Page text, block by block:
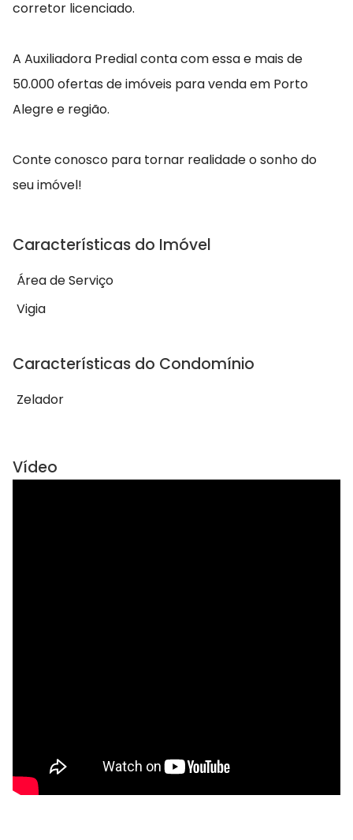
corretor licenciado.
A Auxiliadora Predial conta com essa e mais de
50.000 ofertas de imóveis para venda em Porto
Alegre e região.
Conte conosco para tornar realidade o sonho do
seu imóvel!
Características do Imóvel
Área de Serviço
Vigia
Características do Condomínio
Zelador
Vídeo